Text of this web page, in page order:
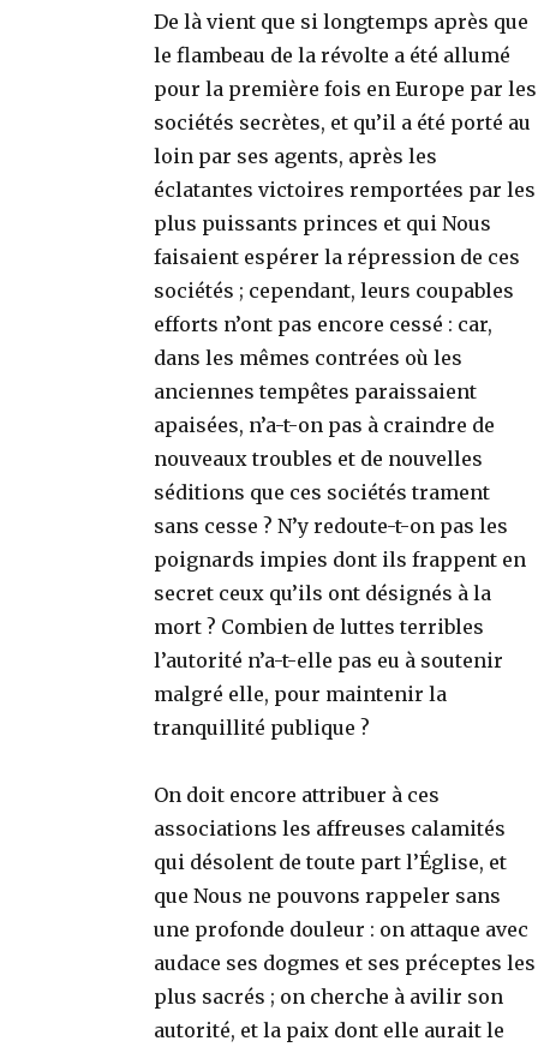
De là vient que si longtemps après que
le flambeau de la révolte a été allumé
pour la première fois en Europe par les
sociétés secrètes, et qu’il a été porté au
loin par ses agents, après les
éclatantes victoires remportées par les
plus puissants princes et qui Nous
faisaient espérer la répression de ces
sociétés ; cependant, leurs coupables
efforts n’ont pas encore cessé : car,
dans les mêmes contrées où les
anciennes tempêtes paraissaient
apaisées, n’a-t-on pas à craindre de
nouveaux troubles et de nouvelles
séditions que ces sociétés trament
sans cesse ? N’y redoute-t-on pas les
poignards impies dont ils frappent en
secret ceux qu’ils ont désignés à la
mort ? Combien de luttes terribles
l’autorité n’a-t-elle pas eu à soutenir
malgré elle, pour maintenir la
tranquillité publique ?
On doit encore attribuer à ces
associations les affreuses calamités
qui désolent de toute part l’Église, et
que Nous ne pouvons rappeler sans
une profonde douleur : on attaque avec
audace ses dogmes et ses préceptes les
plus sacrés ; on cherche à avilir son
autorité, et la paix dont elle aurait le